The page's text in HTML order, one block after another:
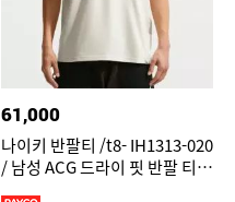
61,000
나이키 반팔티 /t8- IH1313-020
/ 남성 ACG 드라이 핏 반팔 티셔